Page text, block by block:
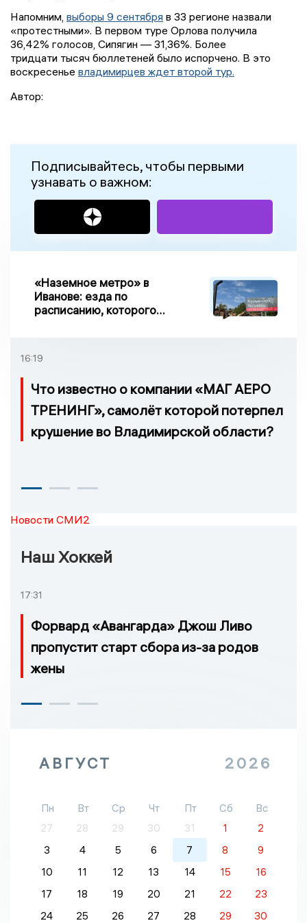
Напомним, выборы 9 сентября в 33 регионе назвали
«протестными». В первом туре Орлова получила
36,42% голосов, Сипягин — 31,36%. Более
тридцати тысяч бюллетеней было испорчено. В это
воскресенье владимирцев ждет второй тур.
Автор:
Подписывайтесь, чтобы первыми
узнавать о важном:
«Наземное метро» в
Иванове: езда по
расписанию, которого
16:19
Что известно о компании «МАГ АЕРО
ТРЕНИНГ», самолёт которой потерпел
крушение во Владимирской области?
Новости СМИ2
Наш Хоккей
17:31
Форвард «Авангарда» Джош Ливо
пропустит старт сбора из-за родов
жены
АВГУСТ 2026
Пн Вт Ср Чт Пт Сб
Вс
27
28 29 30 31 1
2
3
4 5 6 7 8
9
10
11 12 13 14 15
16
17
18 19 20 21 22
23
24
25 26 27 28 29
30